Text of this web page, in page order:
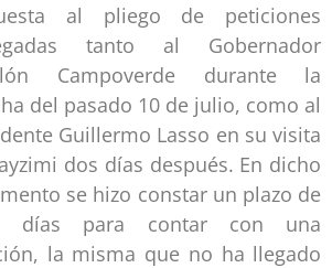
al pliego de peticiones
tanto al Gobernador
Campoverde durante la
del pasado 10 de julio, como al
Guillermo Lasso en su visita
dos días después. En dicho
se hizo constar un plazo de
días para contar con una
la misma que no ha llegado